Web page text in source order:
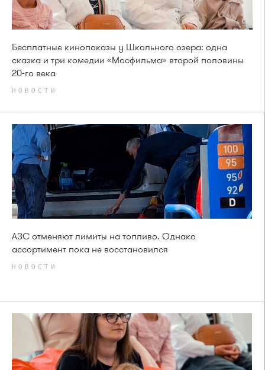
Бесплатные кинопоказы у Школьного озера: одна
сказка и три комедии «Мосфильма» второй половины
20-го века
НОВОСТИ
АЗС отменяют лимиты на топливо. Однако
ассортимент пока не восстановился
НОВОСТИ